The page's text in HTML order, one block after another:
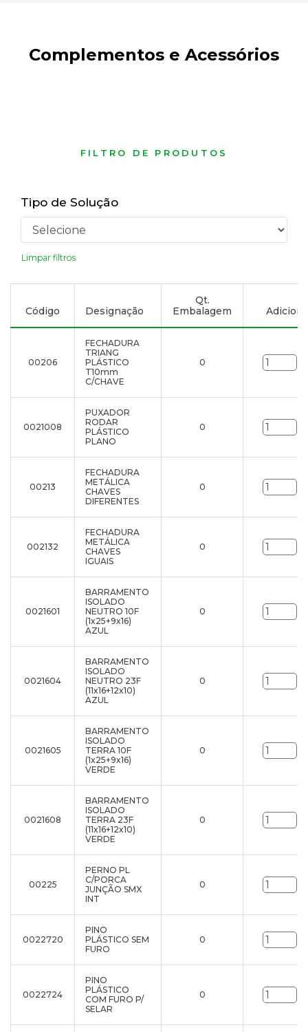
Complementos e Acessórios
FILTRO DE PRODUTOS
Tipo de Solução
Limpar filtros
Código Designação
Qt.
Embalagem
00206
FECHADURA
TRIANG
PLÁSTICO
T10mm
C/CHAVE
0
0021008
PUXADOR
RODAR
PLÁSTICO
PLANO
0
00213
FECHADURA
METÁLICA
CHAVES
DIFERENTES
0
002132
FECHADURA
METÁLICA
CHAVES
IGUAIS
0
0021601
BARRAMENTO
ISOLADO
NEUTRO 10F
(1x25+9x16)
AZUL
0
0021604
BARRAMENTO
ISOLADO
NEUTRO 23F
(11x16+12x10)
AZUL
0
0021605
BARRAMENTO
ISOLADO
TERRA 10F
(1x25+9x16)
VERDE
0
0021608
BARRAMENTO
ISOLADO
TERRA 23F
(11x16+12x10)
VERDE
0
00225
PERNO PL
C/PORCA
JUNÇÃO SMX
INT
0
0022720
PINO
PLÁSTICO SEM
FURO
0
0022724
PINO
PLÁSTICO
COM FURO P/
SELAR
0